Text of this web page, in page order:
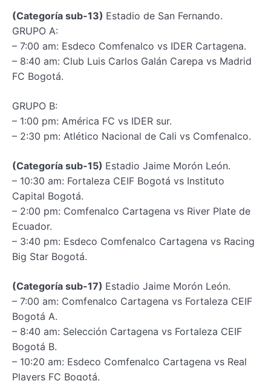
(Categoría sub-13) Estadio de San Fernando.
GRUPO A:
– 7:00 am: Esdeco Comfenalco vs IDER Cartagena.
– 8:40 am: Club Luis Carlos Galán Carepa vs Madrid
FC Bogotá.
GRUPO B:
– 1:00 pm: América FC vs IDER sur.
– 2:30 pm: Atlético Nacional de Cali vs Comfenalco.
(Categoría sub-15) Estadio Jaime Morón León.
– 10:30 am: Fortaleza CEIF Bogotá vs Instituto
Capital Bogotá.
– 2:00 pm: Comfenalco Cartagena vs River Plate de
Ecuador.
– 3:40 pm: Esdeco Comfenalco Cartagena vs Racing
Big Star Bogotá.
(Categoría sub-17) Estadio Jaime Morón León.
– 7:00 am: Comfenalco Cartagena vs Fortaleza CEIF
Bogotá A.
– 8:40 am: Selección Cartagena vs Fortaleza CEIF
Bogotá B.
– 10:20 am: Esdeco Comfenalco Cartagena vs Real
Players FC Bogotá.